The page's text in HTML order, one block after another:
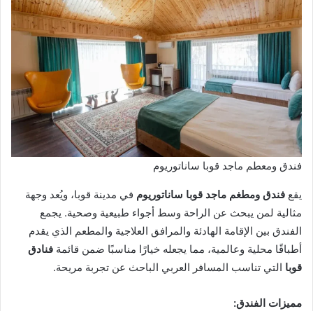
فندق ومعطم ماجد قوبا ساناتوريوم
يقع فندق ومطغم ماجد قوبا ساناتوريوم في مدينة قوبا، ويُعد وجهة
مثالية لمن يبحث عن الراحة وسط أجواء طبيعية وصحية. يجمع
الفندق بين الإقامة الهادئة والمرافق العلاجية والمطعم الذي يقدم
أطباقًا محلية وعالمية، مما يجعله خيارًا مناسبًا ضمن قائمة فنادق
قوبا التي تناسب المسافر العربي الباحث عن تجربة مريحة.
مميزات الفندق: